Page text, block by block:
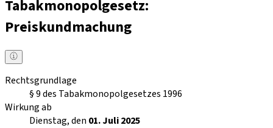
Tabakmonopolgesetz:
Preiskundmachung
Rechtsgrundlage
§ 9 des Tabakmonopolgesetzes 1996
Wirkung ab
Dienstag, den 01. Juli 2025